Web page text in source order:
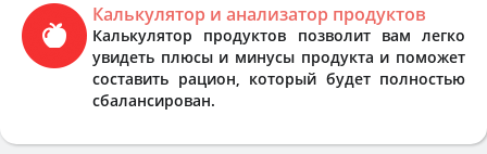
Калькулятор и анализатор продуктов
Калькулятор продуктов позволит вам легко
увидеть плюсы и минусы продукта и поможет
составить рацион, который будет полностью
сбалансирован.